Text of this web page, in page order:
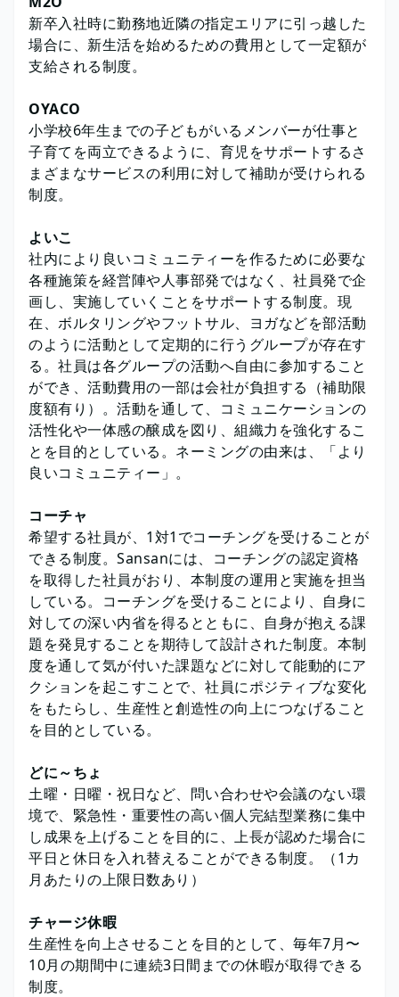
新卒入社時に勤務地近隣の指定エリアに引っ越した
場合に、新生活を始めるための費用として一定額が
支給される制度。
OYACO
小学校6年生までの子どもがいるメンバーが仕事と
子育てを両立できるように、育児をサポートするさ
まざまなサービスの利用に対して補助が受けられる
制度。
よいこ
社内により良いコミュニティーを作るために必要な
各種施策を経営陣や人事部発ではなく、社員発で企
画し、実施していくことをサポートする制度。現
在、ボルタリングやフットサル、ヨガなどを部活動
のように活動として定期的に行うグループが存在す
る。社員は各グループの活動へ自由に参加すること
ができ、活動費用の一部は会社が負担する（補助限
度額有り）。活動を通して、コミュニケーションの
活性化や一体感の醸成を図り、組織力を強化するこ
とを目的としている。ネーミングの由来は、「より
良いコミュニティー」。
コーチャ
希望する社員が、1対1でコーチングを受けることが
できる制度。Sansanには、コーチングの認定資格
を取得した社員がおり、本制度の運用と実施を担当
している。コーチングを受けることにより、自身に
対しての深い内省を得るとともに、自身が抱える課
題を発見することを期待して設計された制度。本制
度を通して気が付いた課題などに対して能動的にア
クションを起こすことで、社員にポジティブな変化
をもたらし、生産性と創造性の向上につなげること
を目的としている。
どに～ちょ
土曜・日曜・祝日など、問い合わせや会議のない環
境で、緊急性・重要性の高い個人完結型業務に集中
し成果を上げることを目的に、上長が認めた場合に
平日と休日を入れ替えることができる制度。（1カ
月あたりの上限日数あり）
チャージ休暇
生産性を向上させることを目的として、毎年7月〜
10月の期間中に連続3日間までの休暇が取得できる
制度。